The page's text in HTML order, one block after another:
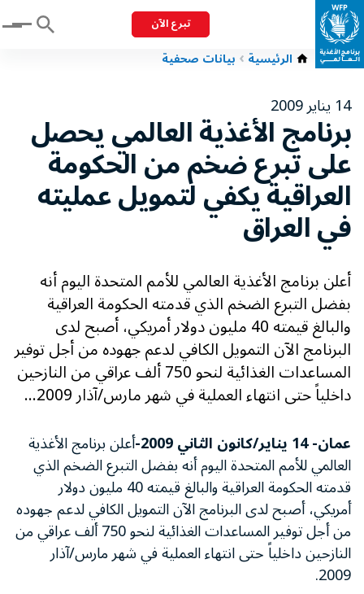
تبرع الآن Menu
الرئيسية بيانات صحفية
14 يناير 2009
برنامج الأغذية العالمي يحصل
على تبرع ضخم من الحكومة
العراقية يكفي لتمويل عمليته
في العراق
أعلن برنامج الأغذية العالمي للأمم المتحدة اليوم أنه
بفضل التبرع الضخم الذي قدمته الحكومة العراقية
والبالغ قيمته 40 مليون دولار أمريكي، أصبح لدى
البرنامج الآن التمويل الكافي لدعم جهوده من أجل توفير
المساعدات الغذائية لنحو 750 ألف عراقي من النازحين
داخلياً حتى انتهاء العملية في شهر مارس/آذار 2009...
عمان- 14 يناير/كانون الثاني 2009- أعلن برنامج الأغذية
العالمي للأمم المتحدة اليوم أنه بفضل التبرع الضخم الذي
قدمته الحكومة العراقية والبالغ قيمته 40 مليون دولار
أمريكي، أصبح لدى البرنامج الآن التمويل الكافي لدعم جهوده
من أجل توفير المساعدات الغذائية لنحو 750 ألف عراقي من
النازحين داخلياً حتى انتهاء العملية في شهر مارس/آذار
2009.